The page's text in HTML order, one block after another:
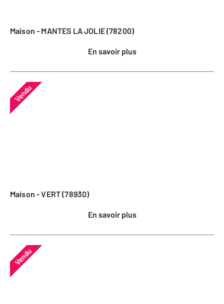
Maison - MANTES LA JOLIE (78200)
En savoir plus
Vendu
Maison - VERT (78930)
En savoir plus
Vendu